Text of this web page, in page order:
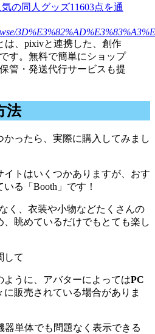
の同人グッズ11603点を通
は、pixivと連携した、創作
す。無料で簡単にショップ
管・発送代行サービスも提
法
ったら、実際に購入してみまし
トはいくつかありますが、おす
る「Booth」です！
く、衣装や小物などたくさんの
、眺めているだけでもとても楽し
して
うに、アバターによってはPC
に販売されている場合がありま
器単体でも問題なく表示できる